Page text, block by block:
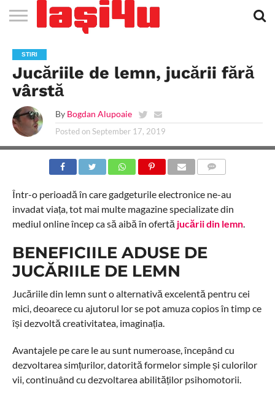
STIRI
APARTAMENTE
NOI IASI
STIRI
IASI
JOBS
IN
IASI
FILME
LA
CINEMA
CLUBURI /
DISCOTECI
BARURI /
CAFENELE
SALI DE
FORTA
SI
FITNESS
SALOANE DE
INFRUMUSETARE
AGENTII
DE
TURISM
IASI
RESTAURANTE
IN IASI
PIZZA
IN
IASI
PISCINA
IN IASI
FLORARII
RADIO
LIVE
IN IASI
SPALATORII
AUTO
TRACTARI
AUTO
TAXI
IN
IASI
CINEMA
TEATRU
HOTELURI
/
PENSIUNI
TEREN
SPORTIV
TEREN
TENIS
IASI
FARMACII
NON
STOP
COFFEE-
TO-GO
FIRME DE
PUBLICITATE
RENT
A
CAR
STIRI
Jucăriile de lemn, jucării fără
vârstă
By Bogdan Alupoaie
Posted on September 17, 2019
Într-o perioadă în care gadgeturile electronice ne-au
invadat viața, tot mai multe magazine specializate din
mediul online încep ca să aibă în ofertă jucării din lemn.
BENEFICIILE ADUSE DE
JUCĂRIILE DE LEMN
Jucăriile din lemn sunt o alternativă excelentă pentru cei
mici, deoarece cu ajutorul lor se pot amuza copios în timp ce
își dezvoltă creativitatea, imaginația.
Avantajele pe care le au sunt numeroase, începând cu
dezvoltarea simțurilor, datorită formelor simple și culorilor
vii, continuând cu dezvoltarea abilităților psihomotorii.